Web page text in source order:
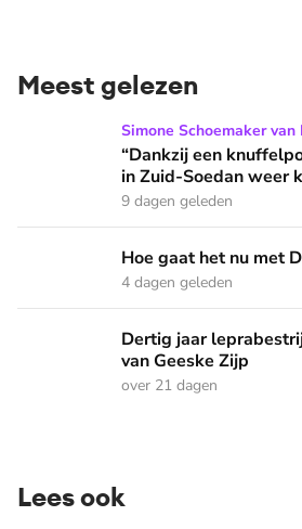
Meest gelezen
“Dankzij een knuffelpop kunnen
Simone Schoemaker van
“Dankzij een
in Zuid-Soedan weer
9 dagen geleden
Hoe gaat het nu met Dora?
Hoe gaat het nu met
4 dagen geleden
Dertig jaar leprabestrijding: het
Dertig jaar
van Geeske Zijp
over 21 dagen
Lees ook